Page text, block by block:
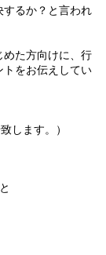
するか？と言われ
めた方向けに、行
トをお伝えしてい
します。）